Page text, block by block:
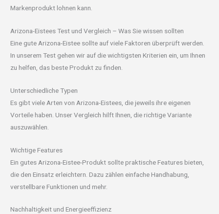
Markenprodukt lohnen kann.
Arizona-Eistees Test und Vergleich – Was Sie wissen sollten
Eine gute Arizona-Eistee sollte auf viele Faktoren überprüft werden.
In unserem Test gehen wir auf die wichtigsten Kriterien ein, um Ihnen
zu helfen, das beste Produkt zu finden.
Unterschiedliche Typen
Es gibt viele Arten von Arizona-Eistees, die jeweils ihre eigenen
Vorteile haben. Unser Vergleich hilft Ihnen, die richtige Variante
auszuwählen.
Wichtige Features
Ein gutes Arizona-Eistee-Produkt sollte praktische Features bieten,
die den Einsatz erleichtern. Dazu zählen einfache Handhabung,
verstellbare Funktionen und mehr.
Nachhaltigkeit und Energieeffizienz